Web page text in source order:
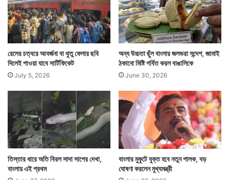
Tags Darjeeling Hindu School Hooghly
Kolkata News
West Bengal News
রেলের চত্বরে আবর্জনা বা থুতু ফেলার ছবি
দিলেই পাওয়া যাবে সার্টিফিকেট
July 5, 2026
অন্য উচ্চতা ছুঁল বাংলার জলভরা সন্দেশ, জামাই
ঠকানো মিষ্টি গর্বিত করল বাঙালিকে
June 30, 2026
তিস্তার ধারে অতি বিরল সাদা সাপের দেখা,
বাংলায় এই প্রথম
বাংলার মুকুটে যুক্ত হবে নতুন পালক, বড়
ঘোষণা করলেন মুখ্যমন্ত্রী